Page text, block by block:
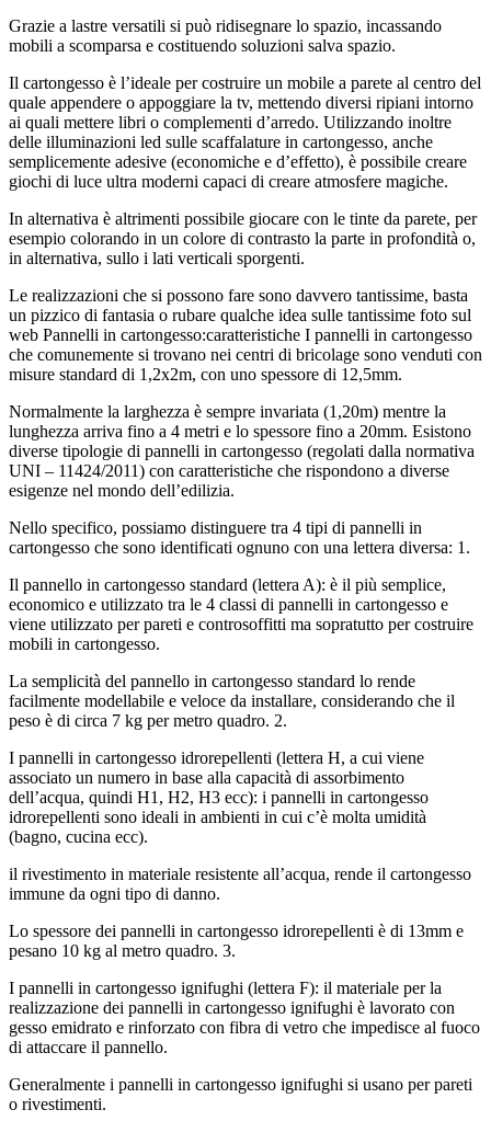
Grazie a lastre versatili si può ridisegnare lo spazio, incassando
mobili a scomparsa e costituendo soluzioni salva spazio.
Il cartongesso è l’ideale per costruire un mobile a parete al centro del
quale appendere o appoggiare la tv, mettendo diversi ripiani intorno
ai quali mettere libri o complementi d’arredo. Utilizzando inoltre
delle illuminazioni led sulle scaffalature in cartongesso, anche
semplicemente adesive (economiche e d’effetto), è possibile creare
giochi di luce ultra moderni capaci di creare atmosfere magiche.
In alternativa è altrimenti possibile giocare con le tinte da parete, per
esempio colorando in un colore di contrasto la parte in profondità o,
in alternativa, sullo i lati verticali sporgenti.
Le realizzazioni che si possono fare sono davvero tantissime, basta
un pizzico di fantasia o rubare qualche idea sulle tantissime foto sul
web Pannelli in cartongesso:caratteristiche I pannelli in cartongesso
che comunemente si trovano nei centri di bricolage sono venduti con
misure standard di 1,2x2m, con uno spessore di 12,5mm.
Normalmente la larghezza è sempre invariata (1,20m) mentre la
lunghezza arriva fino a 4 metri e lo spessore fino a 20mm. Esistono
diverse tipologie di pannelli in cartongesso (regolati dalla normativa
UNI – 11424/2011) con caratteristiche che rispondono a diverse
esigenze nel mondo dell’edilizia.
Nello specifico, possiamo distinguere tra 4 tipi di pannelli in
cartongesso che sono identificati ognuno con una lettera diversa: 1.
Il pannello in cartongesso standard (lettera A): è il più semplice,
economico e utilizzato tra le 4 classi di pannelli in cartongesso e
viene utilizzato per pareti e controsoffitti ma sopratutto per costruire
mobili in cartongesso.
La semplicità del pannello in cartongesso standard lo rende
facilmente modellabile e veloce da installare, considerando che il
peso è di circa 7 kg per metro quadro. 2.
I pannelli in cartongesso idrorepellenti (lettera H, a cui viene
associato un numero in base alla capacità di assorbimento
dell’acqua, quindi H1, H2, H3 ecc): i pannelli in cartongesso
idrorepellenti sono ideali in ambienti in cui c’è molta umidità
(bagno, cucina ecc).
il rivestimento in materiale resistente all’acqua, rende il cartongesso
immune da ogni tipo di danno.
Lo spessore dei pannelli in cartongesso idrorepellenti è di 13mm e
pesano 10 kg al metro quadro. 3.
I pannelli in cartongesso ignifughi (lettera F): il materiale per la
realizzazione dei pannelli in cartongesso ignifughi è lavorato con
gesso emidrato e rinforzato con fibra di vetro che impedisce al fuoco
di attaccare il pannello.
Generalmente i pannelli in cartongesso ignifughi si usano per pareti
o rivestimenti.